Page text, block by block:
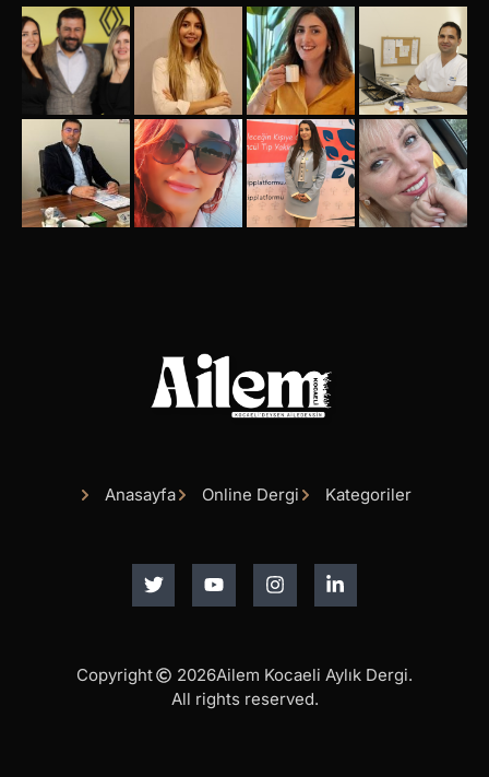
Anasayfa Online Dergi Kategoriler
Copyright 2026Ailem Kocaeli Aylık Dergi.
All rights reserved.